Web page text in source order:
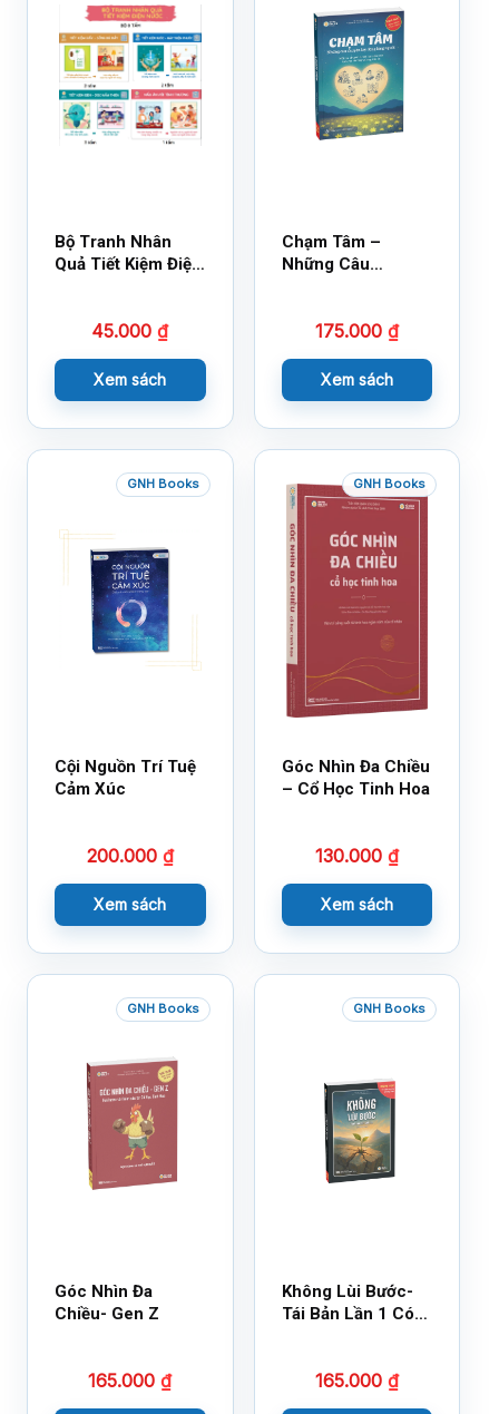
Bộ Tranh Nhân
Quả Tiết Kiệm Điện
45.000₫
Xem sách
Chạm Tâm –
Những Câu
175.000 ₫
Xem sách
GNH Books
Cội Nguồn Trí Tuệ
Cảm Xúc
200.000 ₫
Xem sách
GNH Books
Góc Nhìn Đa Chiều
– Cổ Học Tinh Hoa
130.000 ₫
Xem sách
GNH Books
Góc Nhìn Đa
Chiều- Gen Z
165.000₫
GNH Books
Không Lùi Bước-
Tái Bản Lần 1 Có
165.000 ₫